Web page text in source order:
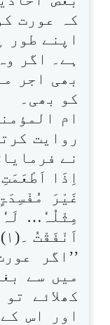
کہ عورت
اپنے طور
ہے۔ اگر
بھی اجر
کو بھی۔
ام
روایت
نے
اِذَا
غَیْرَ
مِثْلُہٗ…
اَنْفَقْتُ ۔(۱)
’’اگر
میں سے
کھلائے
اور اس